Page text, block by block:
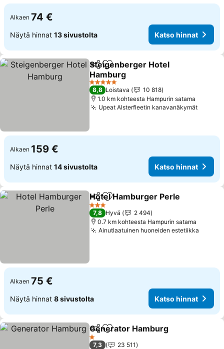
Alkaen 74 €
Näytä hinnat 13 sivustolta Katso hinnat
Jaa Lisää suosikkeihin
Steigenberger Hotel
Hamburg
Katso hinnat
5 Tähtiluokitus
8,8 Loistava
10 818
1.0 km kohteesta Hampurin satama
Upeat Alsterfleetin kanavanäkymätKatso
Alkaen 159 €
Näytä hinnat 14 sivustolta Katso hinnat
Jaa Lisää suosikkeihin
Hotel Hamburger Perle
3 Tähtiluokitus
7,8 Hyvä
2 494
0.7 km kohteesta Hampurin satama
Ainutlaatuinen huoneiden estetiikka
Alkaen 75 €
Näytä hinnat 8 sivustolta Katso hinnat
Jaa Lisää suosikkeihin
Generator Hamburg
1 Tähtiluokitus
7,3
23 511